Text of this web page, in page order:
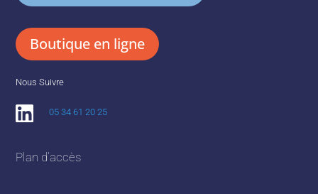
Boutique en ligne
Nous Suivre
05 34 61 20 25
Plan d'accès